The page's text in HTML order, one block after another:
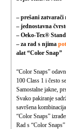
– prešani
– jednostavna
– Oeko-Tex®
– za rad s njima
alat “Color Snap”
“Color Snaps”
100 Class 1 i često
Samostalne jakne,
Svako pakiranje
savršena
“Color Snaps”
Rad s “Color